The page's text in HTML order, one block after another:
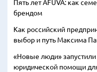
Пять лет AFUVA: как
брендом
Как российский
выбор и путь Максима
«Новые люди»
юридической помощи